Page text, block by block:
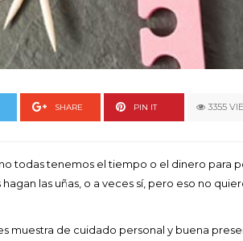
SHARE PIN IT 3355
todas tenemos el tiempo o el dinero para
hagan las uñas, o a veces sí, pero eso no
muestra de cuidado personal y buena
Goyo un himno por
vida de las mujeres
LEAVE A COMMENT FEBRERO